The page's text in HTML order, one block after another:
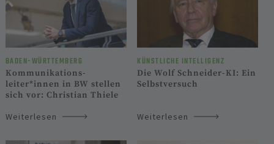
BADEN-WÜRTTEM­BERG
Kommunikations­
leiter*innen in BW stellen
sich vor: Christian Thiele
Weiterlesen
KÜNST­LICHE INTELLI­GENZ
Die Wolf Schneider-KI: Ein
Selbstversuch
Weiterlesen